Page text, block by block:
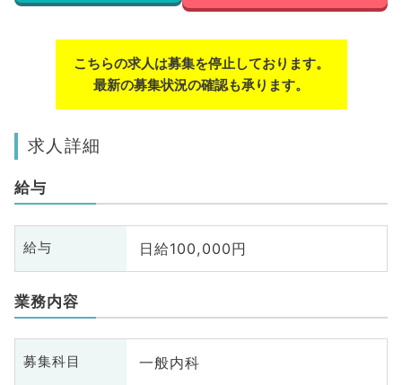
こちらの求人は募集を停止しております。
最新の募集状況の確認も承ります。
求人詳細
給与
給与 日給100,000円
業務内容
募集科目 一般内科